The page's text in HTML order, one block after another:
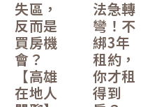
人口流
失區，
反而是
買房機
會？
租賃專
法急轉
彎！不
綁3年
租約，